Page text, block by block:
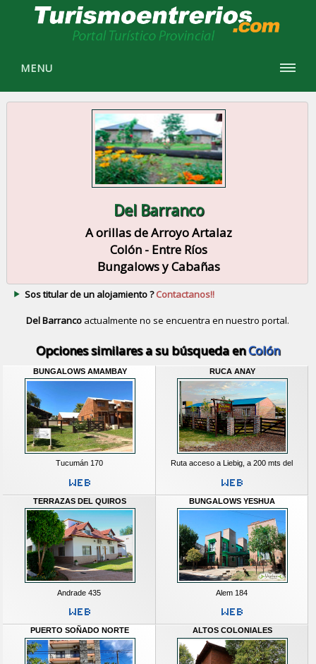
MENU
Del Barranco
A orillas de Arroyo Artalaz
Colón - Entre Ríos
Bungalows y Cabañas
Sos titular de un alojamiento ?Contactanos!!
Del Barranco actualmente no se encuentra en nuestro portal.
Opciones similares a su búsqueda enColón
BUNGALOWS AMAMBAY
Tucumán 170
RUCA ANAY
Ruta acceso a Liebig, a 200 mts del
TERRAZAS DEL QUIROS
Andrade 435
BUNGALOWS YESHUA
Alem 184
PUERTO SOÑADO NORTE ALTOS COLONIALES